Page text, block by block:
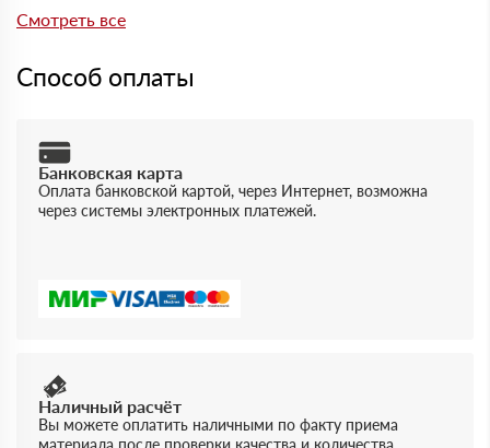
отгрузке можно получить документы, подтверждающие
Смотреть все
Способ оплаты
Банковская карта
Оплата банковской картой, через Интернет, возможна
через системы электронных платежей.
Наличный расчёт
Вы можете оплатить наличными по факту приема